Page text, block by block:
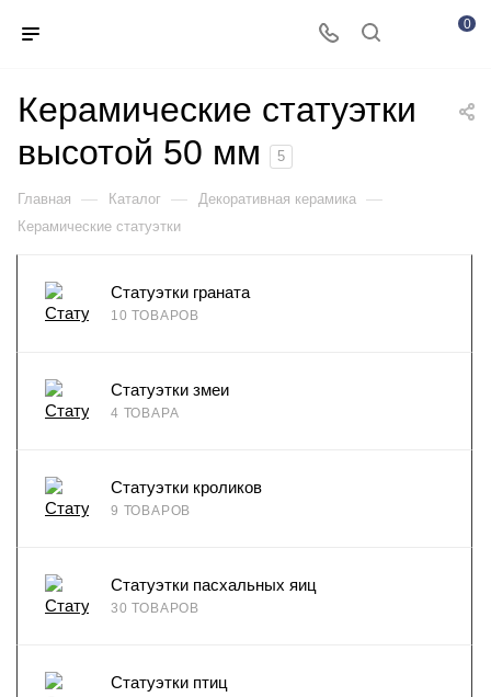
0
Керамические статуэтки
высотой 50 мм
5
Главная — Каталог — Декоративная керамика —
Керамические статуэтки
Статуэтки граната
10 ТОВАРОВ
Статуэтки змеи
4 ТОВАРА
Статуэтки кроликов
9 ТОВАРОВ
Статуэтки пасхальных яиц
30 ТОВАРОВ
Статуэтки птиц